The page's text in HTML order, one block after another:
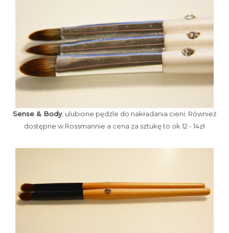
Sense & Body, ulubione pędzle do nakładania cieni. Również
dostępne w Rossmannie a cena za sztukę to ok 12 - 14zł